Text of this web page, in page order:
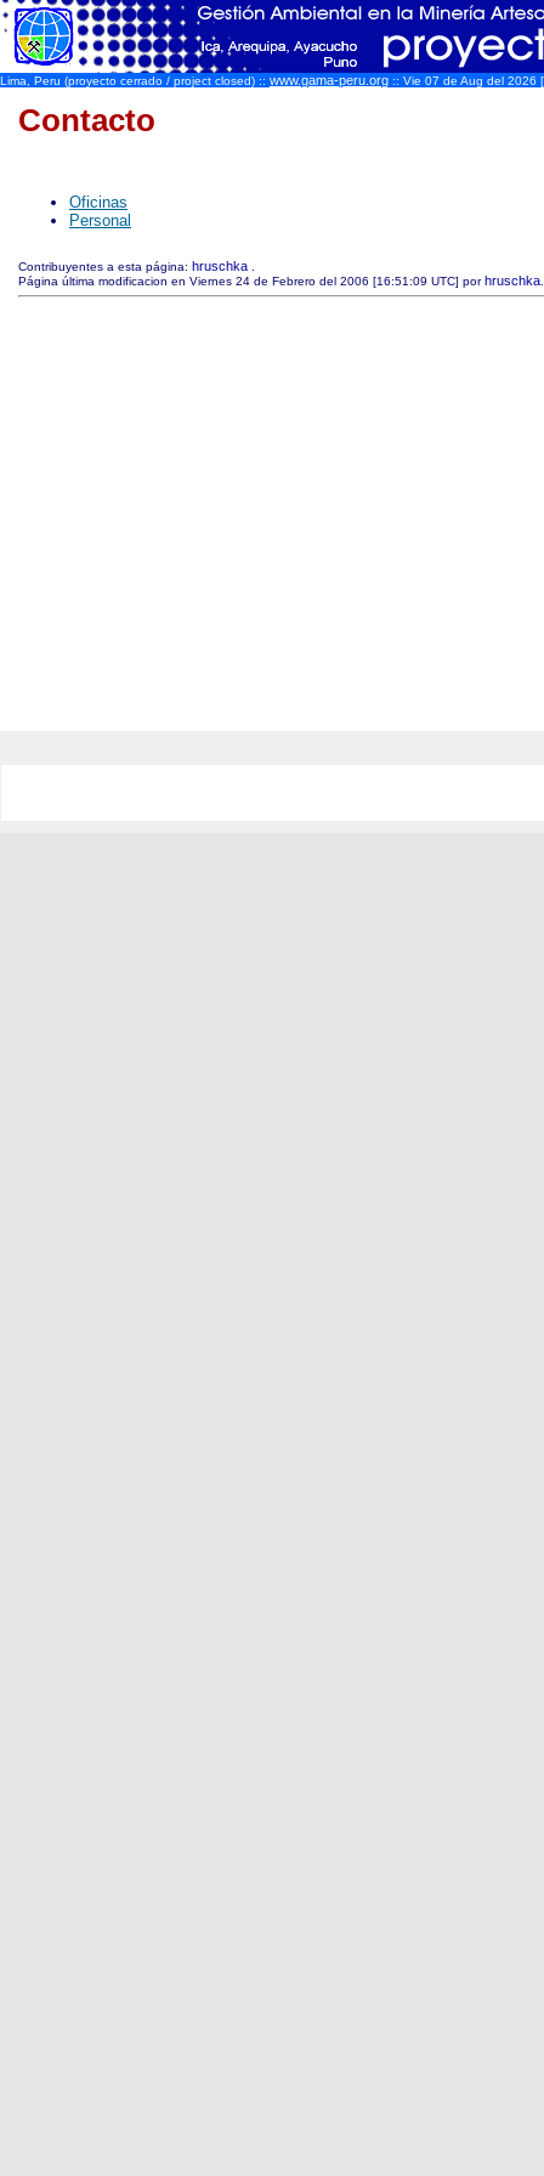
Lima, Peru (proyecto cerrado / project closed) :: www.gama-peru.org :: Vie 07 de Aug del 2026
Contacto
Oficinas
Personal
Contribuyentes a esta página: hruschka
Página última modificacion en Viernes 24 de Febrero del 2006 [16:51:09 UTC] porhruschka